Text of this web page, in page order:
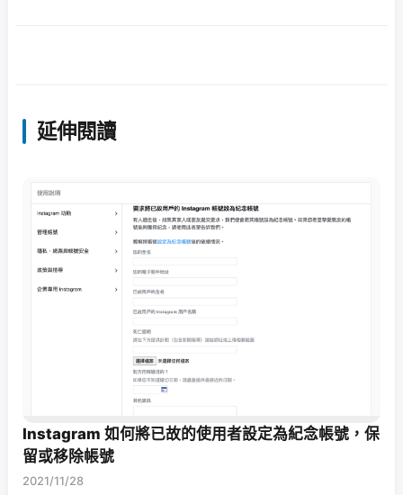
延伸閱讀
Instagram 如何將已故的使用者設定為紀念帳號，保
留或移除帳號
2021/11/28